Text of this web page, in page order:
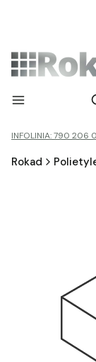
Menu
INFOLINIA: 790 206
Rokad